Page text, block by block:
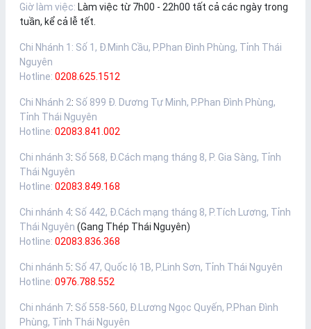
Giờ làm việc: Làm việc từ 7h00 - 22h00 tất cả các ngày trong
tuần, kể cả lễ tết.
Chi Nhánh 1 : Số 1, Đ.Minh Cầu, P.Phan Đình Phùng, Tỉnh Thái
Nguyên
Hotline: 0208.625.1512
Chi Nhánh 2: Số 899 Đ. Dương Tự Minh, P.Phan Đình Phùng,
Tỉnh Thái Nguyên
Hotline: 02083.841.002
Chi nhánh 3: Số 568, Đ.Cách mạng tháng 8, P. Gia Sàng, Tỉnh
Thái Nguyên
Hotline: 02083.849.168
Chi nhánh 4: Số 442, Đ.Cách mạng tháng 8, P.Tích Lương, Tỉnh
Thái Nguyên (Gang Thép Thái Nguyên)
Hotline: 02083.836.368
Chi nhánh 5: Số 47, Quốc lộ 1B, P.Linh Sơn, Tỉnh Thái Nguyên
Hotline: 0976.788.552
Chi nhánh 7: Số 558-560, Đ.Lương Ngọc Quyến, P.Phan Đình
Phùng, Tỉnh Thái Nguyên